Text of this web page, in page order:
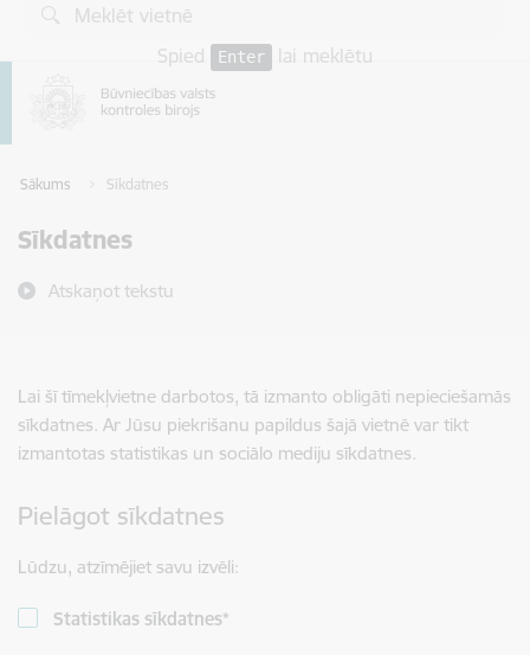
Pāriet uz lapas saturu
Spied
Enter lai meklētu
Sākums Sīkdatnes
Sīkdatnes
Atskaņot tekstu
Lai šī tīmekļvietne darbotos, tā izmanto obligāti nepieciešamās
sīkdatnes. Ar Jūsu piekrišanu papildus šajā vietnē var tikt
izmantotas statistikas un sociālo mediju sīkdatnes.
Pielāgot sīkdatnes
Lūdzu, atzīmējiet savu izvēli:
Statistikas sīkdatnes*